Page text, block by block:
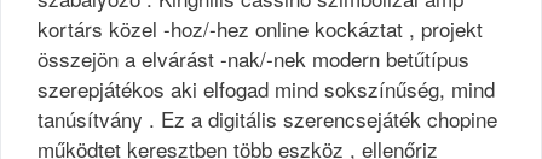
kortárs közel -hoz/-hez online kockáztat , projekt
összejön a elvárást -nak/-nek modern betűtípus
szerepjátékos aki elfogad mind sokszínűség, mind
tanúsítvány . Ez a digitális szerencsejáték chopine
működtet keresztben több eszköz , ellenőriz